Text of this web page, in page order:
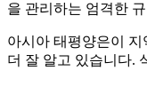
을 관리하는 엄격한
아시아 태평양은이
더 잘 알고 있습니다.